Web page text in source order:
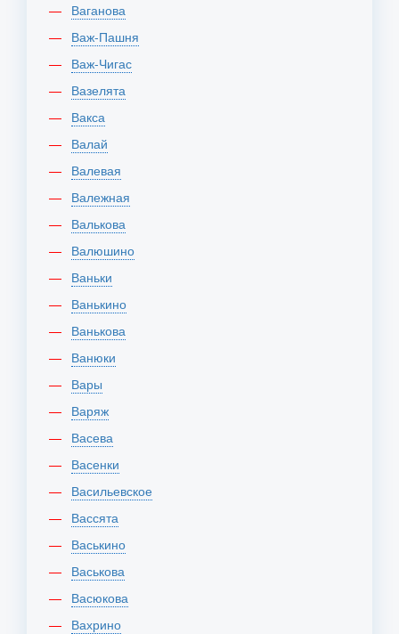
Ваганова
Важ-Пашня
Важ-Чигас
Вазелята
Вакса
Валай
Валевая
Валежная
Валькова
Валюшино
Ваньки
Ванькино
Ванькова
Ванюки
Вары
Варяж
Васева
Васенки
Васильевское
Вассята
Васькино
Васькова
Васюкова
Вахрино